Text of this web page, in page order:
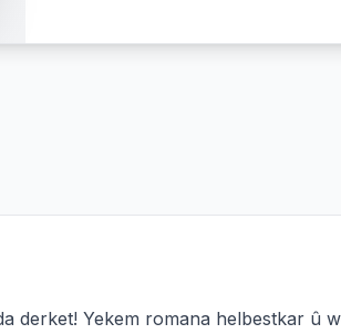
derket! Yekem romana helbestkar û